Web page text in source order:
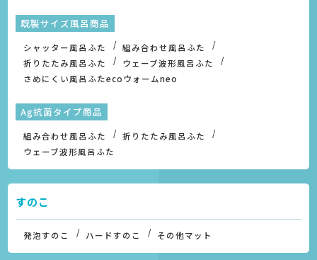
既製サイズ風呂商品
シャッター風呂ふた
組み合わせ風呂ふた
折りたたみ風呂ふた
ウェーブ波形風呂ふた
さめにくい風呂ふたecoウォームneo
Ag抗菌タイプ商品
組み合わせ風呂ふた
折りたたみ風呂ふた
ウェーブ波形風呂ふた
すのこ
発泡すのこ ハードすのこ その他マット